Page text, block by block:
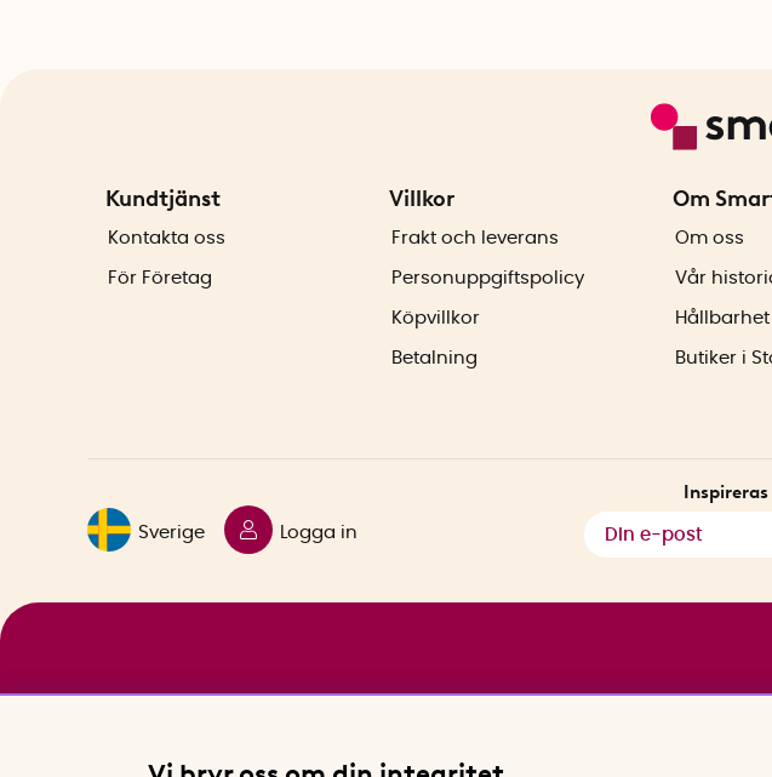
Kundtjänst
Kontakta oss
För Företag
Villkor
Frakt och leverans
Personuppgiftspolicy
Köpvillkor
Betalning
Om
Om oss
Vår
Hållbarhet
Butiker i
Sverige Logga in